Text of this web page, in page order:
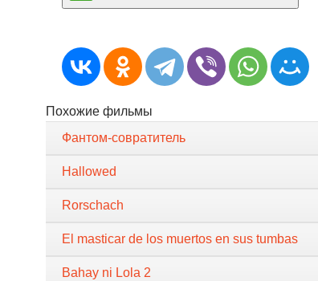
Похожие фильмы
Фантом-совратитель
Hallowed
Rorschach
El masticar de los muertos en sus tumbas
Bahay ni Lola 2